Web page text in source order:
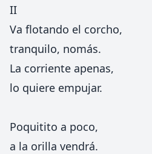
II
Va flotando el corcho,
tranquilo, nomás.
La corriente apenas,
lo quiere empujar.
Poquitito a poco,
a la orilla vendrá.